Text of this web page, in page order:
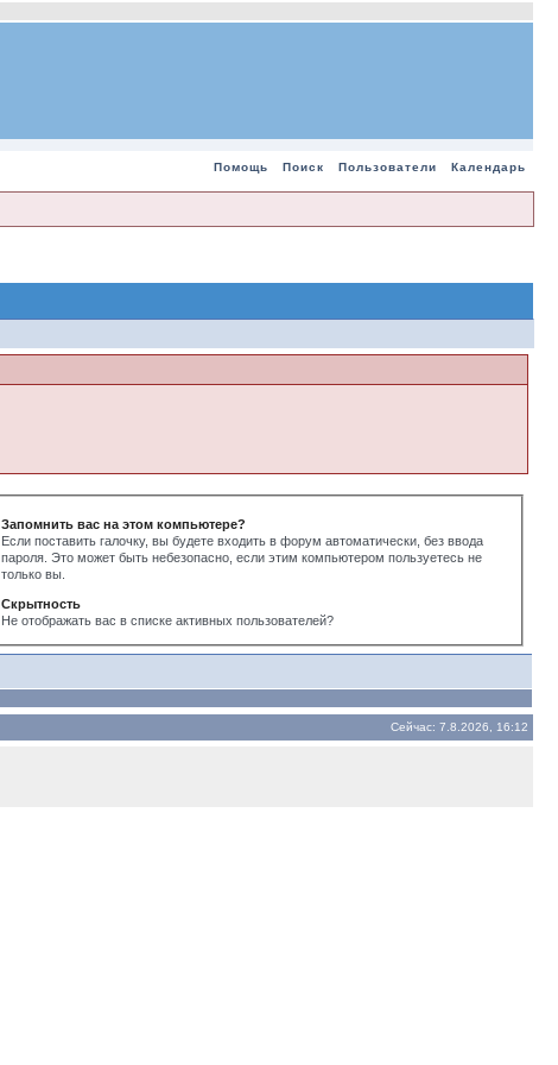
Помощь Поиск Пользователи Календарь
Запомнить вас на этом компьютере?
Если поставить галочку, вы будете входить в форум автоматически, без ввода
пароля. Это может быть небезопасно, если этим компьютером пользуетесь не
только вы.
Скрытность
Не отображать вас в списке активных пользователей?
Сейчас: 7.8.2026, 16:12